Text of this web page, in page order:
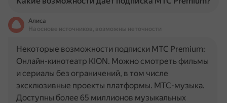
Алиса
На основе источников, возможны неточности
Некоторые возможности подписки МТС Premium:
Онлайн-кинотеатр KION. Можно смотреть фильмы
и сериалы без ограничений, в том числе
эксклюзивные проекты платформы. МТС-музыка.
Доступны более 65 миллионов музыкальных